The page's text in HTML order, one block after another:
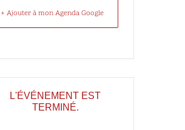
+ Ajouter à mon Agenda Google
L'ÉVÉNEMENT EST
TERMINÉ.